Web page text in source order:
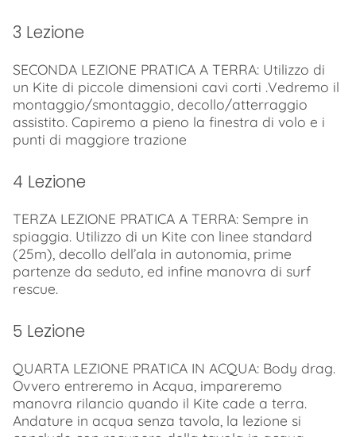
3 Lezione
SECONDA LEZIONE PRATICA A TERRA: Utilizzo di
un Kite di piccole dimensioni cavi corti .Vedremo il
montaggio/smontaggio, decollo/atterraggio
assistito. Capiremo a pieno la finestra di volo e i
punti di maggiore trazione
4 Lezione
TERZA LEZIONE PRATICA A TERRA: Sempre in
spiaggia. Utilizzo di un Kite con linee standard
(25m), decollo dell’ala in autonomia, prime
partenze da seduto, ed infine manovra di surf
rescue.
5 Lezione
QUARTA LEZIONE PRATICA IN ACQUA: Body drag.
Ovvero entreremo in Acqua, impareremo
manovra rilancio quando il Kite cade a terra.
Andature in acqua senza tavola, la lezione si